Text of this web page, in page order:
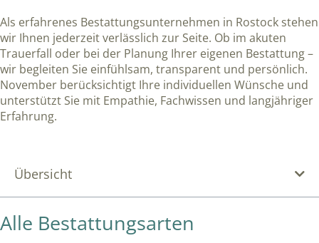
Als erfahrenes Bestattungsunternehmen in Rostock stehen
wir Ihnen jederzeit verlässlich zur Seite. Ob im akuten
Trauerfall oder bei der Planung Ihrer eigenen Bestattung –
wir begleiten Sie einfühlsam, transparent und persönlich.
November berücksichtigt Ihre individuellen Wünsche und
unterstützt Sie mit Empathie, Fachwissen und langjähriger
Erfahrung.
Übersicht
Alle Bestattungsarten